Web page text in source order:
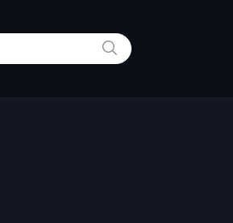
RECHERCHE